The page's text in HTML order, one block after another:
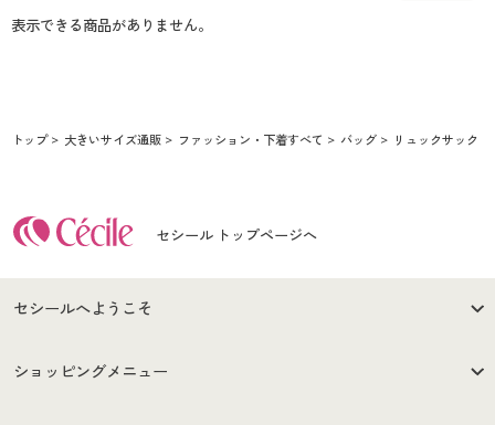
表示できる商品がありません。
トップ 大きいサイズ通販 ファッション・下着すべて バッグ リュックサック
セシール トップページへ
セシールへようこそ
はじめての方へ
ショッピングメニュー